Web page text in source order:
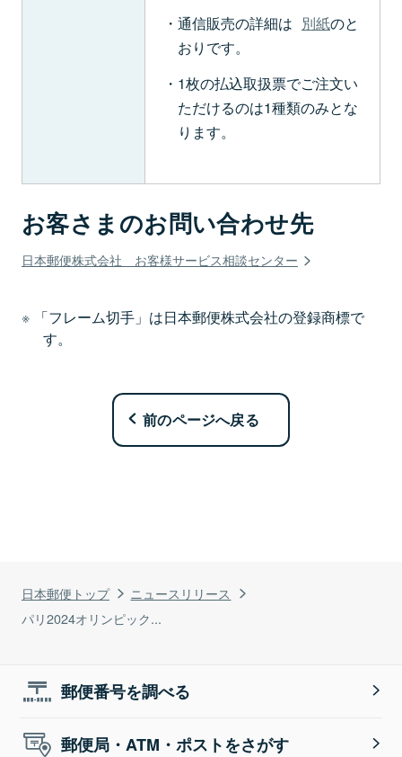
日本郵便トップ
ニュースリリース
パリ2024オリンピック...
通信販売の詳細は 別紙のと
おりです。
1枚の払込取扱票でご注文い
ただけるのは1種類のみとな
ります。
お客さまのお問い合わせ先
日本郵便株式会社 お客様サービス相談センター
「フレーム切手」は日本郵便株式会社の登録商標で
す。
前のページへ戻る
郵便番号を調べる
郵便局・ATM・ポストをさがす